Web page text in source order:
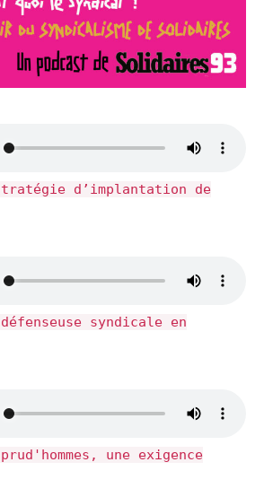
d’implantation de
syndicale en
une exigence